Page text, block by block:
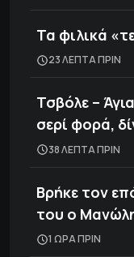
Τα φιλικά
23 ΛΕΠΤΑ ΠΡΙΝ
Τσβόλε –
σερί φορά,
38 ΛΕΠΤΑ ΠΡΙΝ
Βρήκε τον
του ο
1 ΩΡΑ ΠΡΙΝ